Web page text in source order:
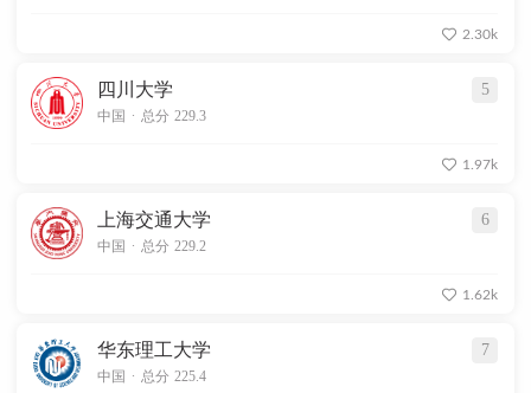
2.30k
四川大学 5
中国 . 总分 229.3
1.97k
上海交通大学 6
中国 . 总分 229.2
1.62k
华东理工大学 7
中国 . 总分 225.4